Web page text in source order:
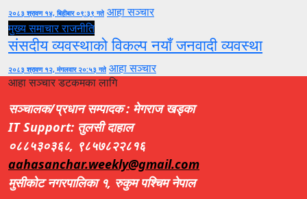
२०८३ श्रावण १४, बिहीबार ०९:३९ गते आहा सञ्चार
मुख्य समाचारराजनीति
संसदीय व्यवस्थाको विकल्प नयाँ जनवादी व्यवस्था
२०८३ श्रावण १२, मंगलवार २०:५३ गते आहा सञ्चार
आहा सञ्चार डटकमका लागि
सञ्चालक/प्रधान सम्पादक : मेगराज खड्का
IT Support: तुलसी दाहाल
०८८५३०३६८, ९८५७८२२८१६
aahasanchar.weekly@gmail.com
मुसीकोट नगरपालिका १, रुकुम पश्चिम नेपाल